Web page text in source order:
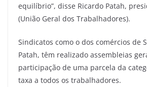
equilíbrio”, disse Ricardo Patah,
(União Geral dos Trabalhadores).
Sindicatos como o dos comércios de
Patah, têm realizado assembleias
participação de uma parcela da
taxa a todos os trabalhadores.